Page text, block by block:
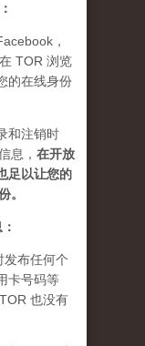
，
TOR 浏览
的在线身份
和注销时
息， 在开放
足以让您的
。
发布任何个
卡号码等
也没有